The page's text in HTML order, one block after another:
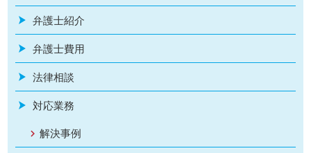
弁護士紹介
弁護士費用
法律相談
対応業務
解決事例